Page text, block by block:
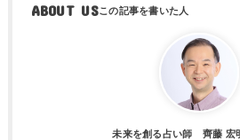
ABOUT US
未来を創る占い師 齊藤 宏